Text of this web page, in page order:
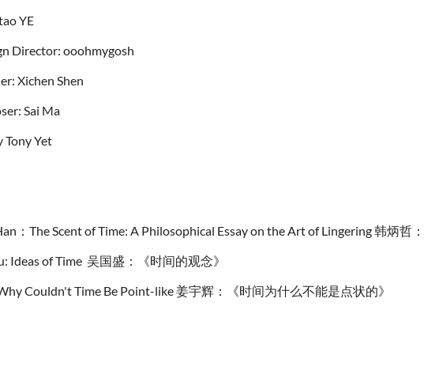
YE
Director: ooohmygosh
Xichen Shen
Sai Ma
Tony Yet
：The Scent of Time: A Philosophical Essay on the Art of Lingering 韩炳哲
Ideas of Time 吴国盛：《时间的观念》
Couldn't Time Be Point-like 姜宇辉：《时间为什么不能是点状的》